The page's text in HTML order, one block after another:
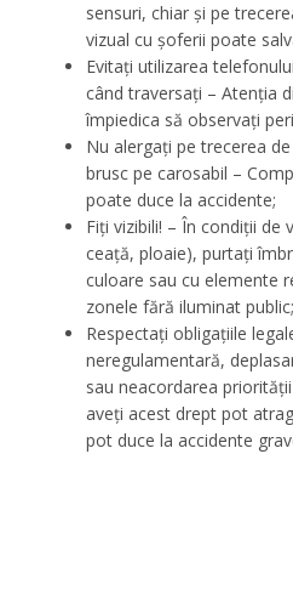
sensuri, chiar și pe
vizual cu șoferii poate
Evitați utilizarea
când traversați – Atenția
împiedica să observați
Nu alergați pe trecerea
brusc pe carosabil –
poate duce la accidente;
Fiți vizibili! – În condiții de
ceață, ploaie), purtați
culoare sau cu elemente
zonele fără iluminat public;
Respectați obligațiile
neregulamentară,
sau neacordarea
aveți acest drept pot
pot duce la accidente